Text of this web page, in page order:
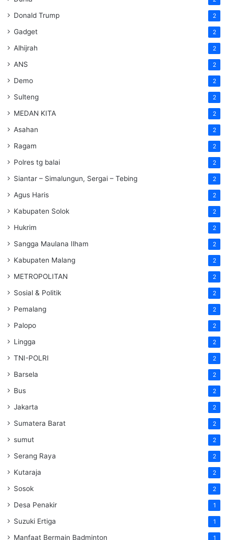
Donald Trump 2
Gadget 2
Alhijrah 2
ANS 2
Demo 2
Sulteng 2
MEDAN KITA 2
Asahan 2
Ragam 2
Polres tg balai 2
Siantar – Simalungun, Sergai – Tebing 2
Agus Haris 2
Kabupaten Solok 2
Hukrim 2
Sangga Maulana Ilham 2
Kabupaten Malang 2
METROPOLITAN 2
Sosial & Politik 2
Pemalang 2
Palopo 2
Lingga 2
TNI-POLRI 2
Barsela 2
Bus 2
Jakarta 2
Sumatera Barat 2
sumut 2
Serang Raya 2
Kutaraja 2
Sosok 2
Desa Penakir 1
Suzuki Ertiga 1
Manfaat Bermain Badminton 1